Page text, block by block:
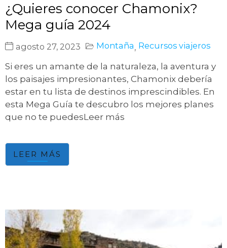
¿Quieres conocer Chamonix?
Mega guía 2024
agosto 27, 2023 Montaña, Recursos viajeros
Si eres un amante de la naturaleza, la aventura y
los paisajes impresionantes, Chamonix debería
estar en tu lista de destinos imprescindibles. En
esta Mega Guía te descubro los mejores planes
que no te puedesLeer más
LEER MÁS